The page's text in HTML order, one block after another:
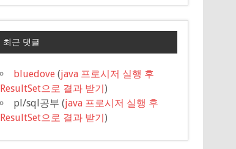
최근 댓글
bluedove (java 프로시저 실행 후
ResultSet으로 결과 받기)
pl/sql공부 (java 프로시저 실행 후
ResultSet으로 결과 받기)